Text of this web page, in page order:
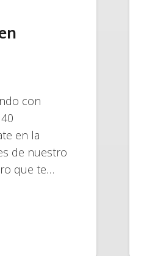
con
en la
de nuestro
que te…